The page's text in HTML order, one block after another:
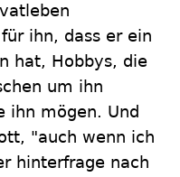
ihn, dass er ein
hat, Hobbys, die
um ihn
ihn mögen. Und
"auch wenn ich
hinterfrage nach